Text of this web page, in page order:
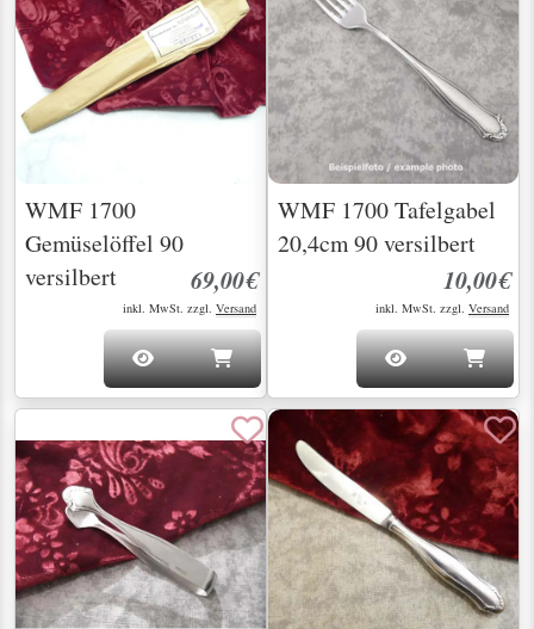
WMF 1700
Gemüselöffel 90
versilbert
69,00€
inkl. MwSt. zzgl. Versand
WMF 1700 Tafelgabel
20,4cm 90 versilbert
10,00€
inkl. MwSt. zzgl. Versand